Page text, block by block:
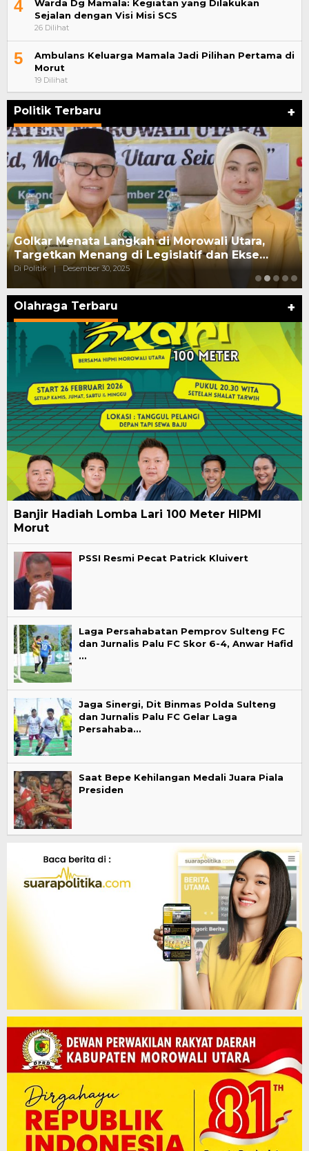
4
Warda Dg Mamala: Kegiatan yang Dilakukan
Sejalan dengan Visi Misi SCS
26 Dilihat
5
Ambulans Keluarga Mamala Jadi Pilihan Pertama di
Morut
19 Dilihat
Politik Terbaru +
Golkar Menata Langkah di Morowali Utara,
Targetkan Menang di Legislatif dan Ekse…
Di Politik | Desember 30, 2025
Olahraga Terbaru +
Banjir Hadiah Lomba Lari 100 Meter HIPMI
Morut
PSSI Resmi Pecat Patrick Kluivert
Laga Persahabatan Pemprov Sulteng FC
dan Jurnalis Palu FC Skor 6-4, Anwar Hafid
…
Jaga Sinergi, Dit Binmas Polda Sulteng
dan Jurnalis Palu FC Gelar Laga
Persahaba…
Saat Bepe Kehilangan Medali Juara Piala
Presiden